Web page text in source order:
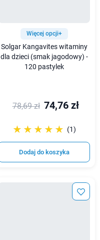
Więcej opcji+
Solgar Kangavites witaminy
dla dzieci (smak jagodowy) -
120 pastylek
78,69 zł 74,76 zł
☆☆☆☆☆
★★★★★ (1)
Dodaj do koszyka